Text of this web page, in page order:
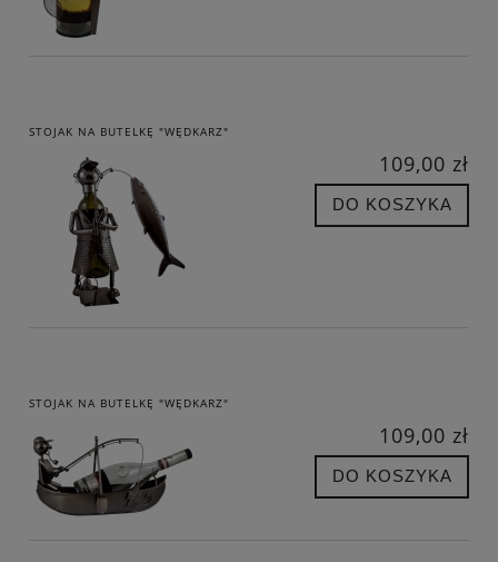
STOJAK NA BUTELKĘ "WĘDKARZ"
109,00 zł
DO KOSZYKA
STOJAK NA BUTELKĘ "WĘDKARZ"
109,00 zł
DO KOSZYKA